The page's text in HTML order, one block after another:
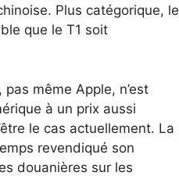
Plus catégorique, le
que le T1 soit
même Apple, n’est
à un prix aussi
le cas actuellement. La
revendiqué son
douanières sur les